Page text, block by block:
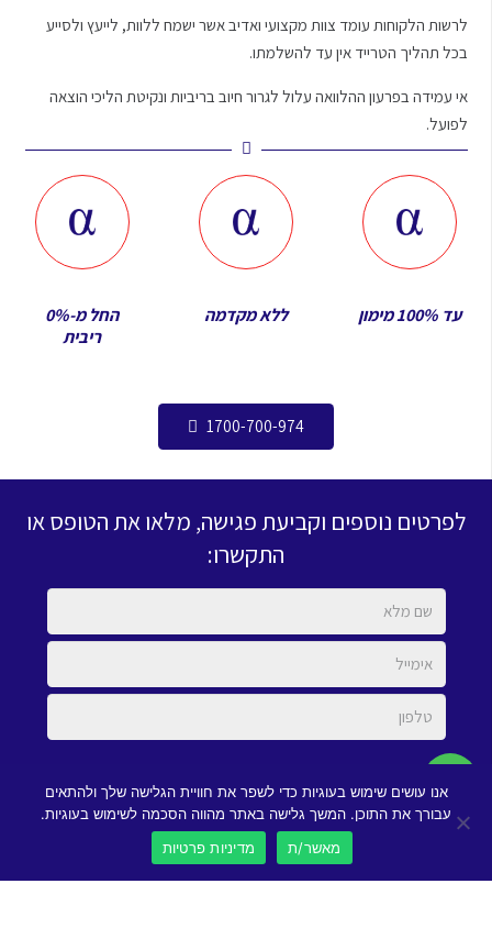
לרשות הלקוחות עומד צוות מקצועי ואדיב אשר ישמח ללוות, לייעץ ולסייע
בכל תהליך הטרייד אין עד להשלמתו.
אי עמידה בפרעון ההלוואה עלול לגרור חיוב בריביות ונקיטת הליכי הוצאה
לפועל.
עד 100% מימון ללא מקדמה
החל מ-0%
ריבית
1700-700-974
לפרטים נוספים וקביעת פגישה, מלאו את הטופס או
התקשרו:
אנו עושים שימוש בעוגיות כדי לשפר את חוויית הגלישה שלך ולהתאים
עבורך את התוכן. המשך גלישה באתר מהווה הסכמה לשימוש בעוגיות.
מאשר/ת
מדיניות פרטיות